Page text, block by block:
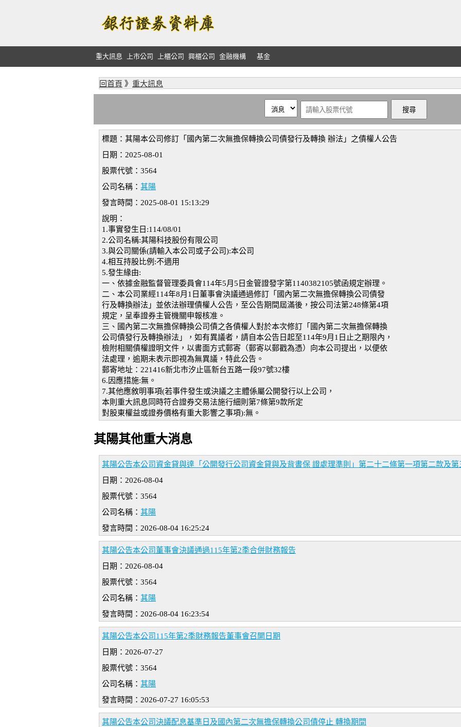
重大訊息 上市公司 上櫃公司 興櫃公司 金融機構 基金
回首頁 》 重大訊息
標題：其陽本公司修訂「國內第二次無擔保轉換公司債發行及轉換 辦法」之債權人公告
日期：2025-08-01
股票代號：3564
公司名稱： 其陽
發言時間：2025-08-01 15:13:29
說明：
1.事實發生日:114/08/01
2.公司名稱:其陽科技股份有限公司
3.與公司關係(請輸入本公司或子公司):本公司
4.相互持股比例:不適用
5.發生緣由:
一、依據金融監督管理委員會114年5月5日金管證發字第1140382105號函規定辦理。
二、本公司業經114年8月1日董事會決議通過修訂「國內第二次無擔保轉換公司債發
行及轉換辦法」並依法辦理債權人公告，至公告期間屆滿後，按公司法第248條第4項
規定，呈奉證券主管機關申報核准。
三、國內第二次無擔保轉換公司債之各債權人對於本次修訂「國內第二次無擔保轉換
公司債發行及轉換辦法」，如有異議者，請自本公告日起至114年9月1日止之期限內，
檢附相關債權證明文件，以書面方式郵寄（郵寄以郵戳為憑）向本公司提出，以便依
法處理，逾期未表示即視為無異議，特此公告。
郵寄地址：221416新北市汐止區新台五路一段97號32樓
6.因應措施:無。
7.其他應敘明事項(若事件發生或決議之主體係屬公開發行以上公司，
本則重大訊息同時符合證券交易法施行細則第7條第9款所定
對股東權益或證券價格有重大影響之事項):無。
其陽其他重大消息
其陽公告本公司資金貸與達「公開發行公司資金貸與及背書保 證處理準則」第二十二條第一項第二款及第
日期：2026-08-04
股票代號：3564
公司名稱： 其陽
發言時間：2026-08-04 16:25:24
其陽公告本公司董事會決議通過115年第2季合併財務報告
日期：2026-08-04
股票代號：3564
公司名稱： 其陽
發言時間：2026-08-04 16:23:54
其陽公告本公司115年第2季財務報告董事會召開日期
日期：2026-07-27
股票代號：3564
公司名稱： 其陽
發言時間：2026-07-27 16:05:53
其陽公告本公司決議配息基準日及國內第二次無擔保轉換公司債停止 轉換期間